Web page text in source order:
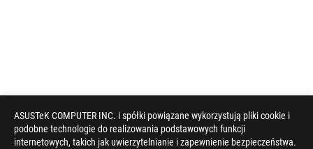
ASUSTeK COMPUTER INC. i spółki powiązane wykorzystują pliki cookie i
podobne technologie do realizowania podstawowych funkcji
internetowych, takich jak uwierzytelnianie i zapewnienie bezpieczeństwa.